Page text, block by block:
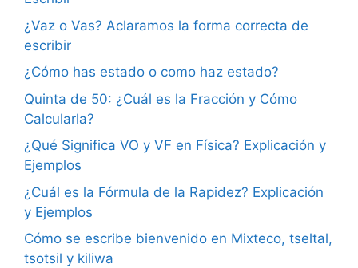
¿Vaz o Vas? Aclaramos la forma correcta de
escribir
¿Cómo has estado o como haz estado?
Quinta de 50: ¿Cuál es la Fracción y Cómo
Calcularla?
¿Qué Significa VO y VF en Física? Explicación y
Ejemplos
¿Cuál es la Fórmula de la Rapidez? Explicación
y Ejemplos
Cómo se escribe bienvenido en Mixteco, tseltal,
tsotsil y kiliwa